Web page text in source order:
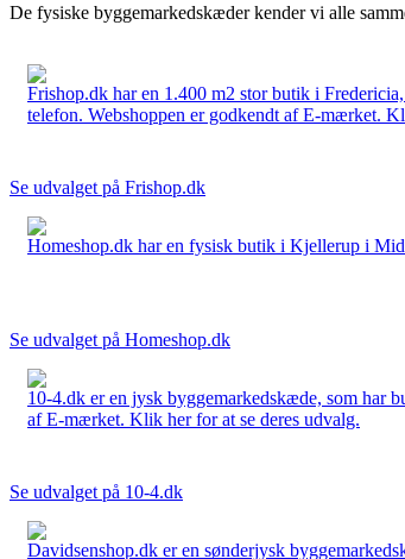
De fysiske byggemarkedskæder kender vi alle
Frishop.dk har en 1.400 m2 stor butik i
telefon. Webshoppen er godkendt af E-mærket.
Se udvalget på Frishop.dk
Homeshop.dk har en fysisk butik i Kjellerup i
Se udvalget på Homeshop.dk
10-4.dk er en jysk byggemarkedskæde, som har
af E-mærket. Klik her for at se deres udvalg.
Se udvalget på 10-4.dk
Davidsenshop.dk er en sønderjysk